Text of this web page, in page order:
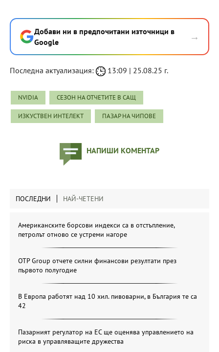
Добави ни в предпочитани източници в
Google
→
Последна актуализация: 13:09 | 25.08.25 г.
NVIDIA СЕЗОН НА ОТЧЕТИТЕ В САЩ
ИЗКУСТВЕН ИНТЕЛЕКТ ПАЗАР НА ЧИПОВЕ
НАПИШИ КОМЕНТАР
ПОСЛЕДНИ НАЙ-ЧЕТЕНИ
Американските борсови индекси са в отстъпление,
петролът отново се устреми нагоре
OTP Group отчете силни финансови резултати през
първото полугодие
В Европа работят над 10 хил. пивоварни, в България те са
42
Пазарният регулатор на ЕС ще оценява управлението на
риска в управляващите дружества